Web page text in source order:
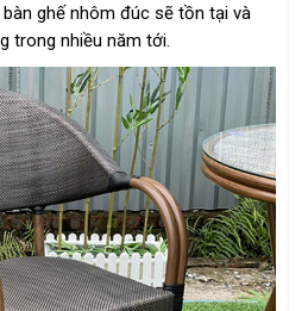
ghế nhôm đúc sẽ tồn tại và
trong nhiều năm tới.